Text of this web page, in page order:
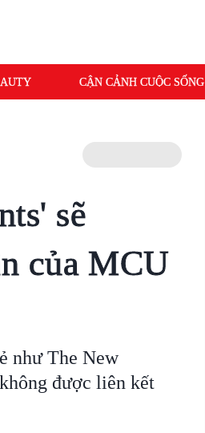
CẬN CẢNH CUỘC SỐNG
sẽ
của MCU
như The New
được liên kết